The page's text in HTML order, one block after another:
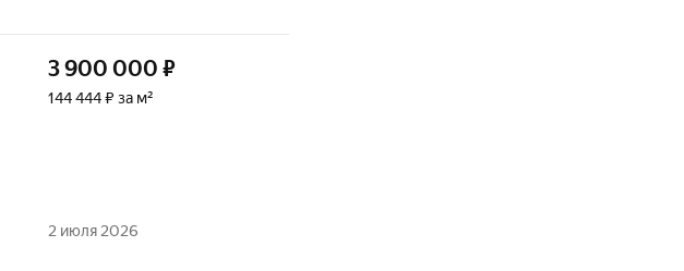
3 900 000 ₽
144 444 ₽ за м²
2 июля 2026